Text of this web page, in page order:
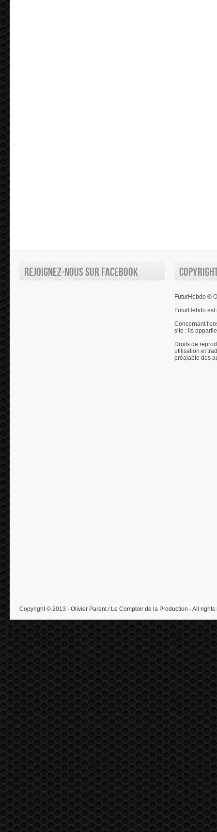
Rejoignez-nous sur Facebook
FuturHebdo ©
FuturHebdo
Concernant
site : Ils
Droits de
utilisation et
préalable des
Copyright © 2013 - Olivier Parent / Le Comptoir de la Production - All rights